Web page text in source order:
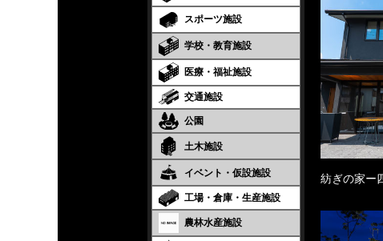
スポーツ施設
学校・教育施設
医療・福祉施設
交通施設
公園
土木施設
イベント・仮設施設
工場・倉庫・生産施設
農林水産施設
紡ぎの家ー